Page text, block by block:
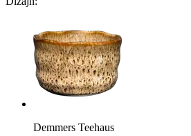
Demmers Teehaus